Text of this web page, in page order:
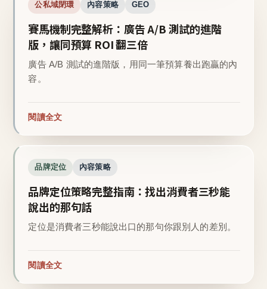
公私域閉環 內容策略 GEO
賽馬機制完整解析：廣告 A/B 測試的進階
版，讓同預算 ROI 翻三倍
廣告 A/B 測試的進階版，用同一筆預算養出跑贏的內
容。
閱讀全文
品牌定位 內容策略
品牌定位策略完整指南：找出消費者三秒能
說出的那句話
定位是消費者三秒能說出口的那句你跟別人的差別。
閱讀全文